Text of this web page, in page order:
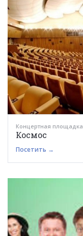
Концертная площадка
Космос
Посетить →